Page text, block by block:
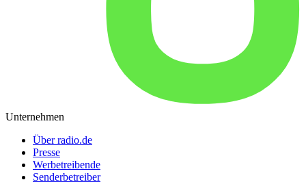
Unternehmen
Über radio.de
Presse
Werbetreibende
Senderbetreiber